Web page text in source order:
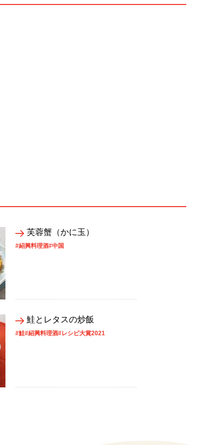
芙蓉蟹（かに玉）
#紹興料理酒#中国
鮭とレタスの炒飯
#鮭#紹興料理酒#レシピ大賞2021